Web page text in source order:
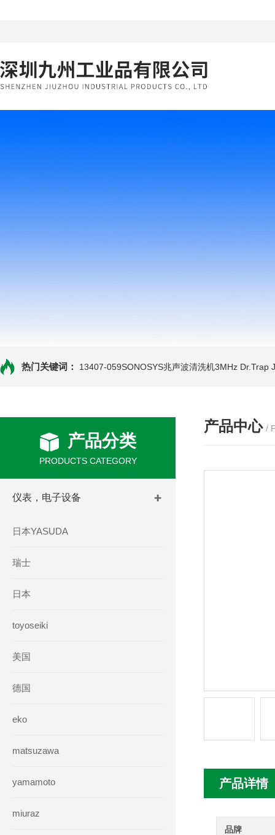
热门关键词： 13407-059SONOSYS兆声波清洗机3MHz Dr.Trap
产品分类
PRODUCTS CATEGORY
仪表，电子设备
日本YASUDA
瑞士
日本
toyoseiki
美国
德国
eko
matsuzawa
yamamoto
miuraz
产品中心 /
产品详情
品牌